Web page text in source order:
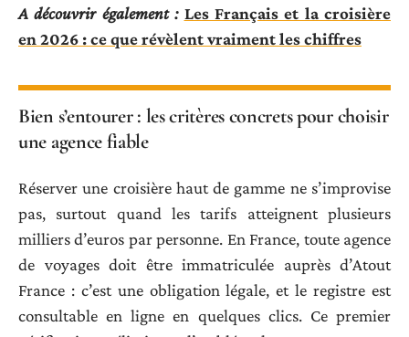
A découvrir également : Les Français et la croisière
en 2026 : ce que révèlent vraiment les chiffres
Bien s’entourer : les critères concrets pour choisir
une agence fiable
Réserver une croisière haut de gamme ne s’improvise
pas, surtout quand les tarifs atteignent plusieurs
milliers d’euros par personne. En France, toute agence
de voyages doit être immatriculée auprès d’Atout
France : c’est une obligation légale, et le registre est
consultable en ligne en quelques clics. Ce premier